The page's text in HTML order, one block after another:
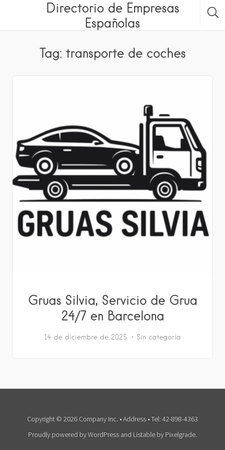
Directorio de Empresas
Españolas
Tag: transporte de coches
Gruas Silvia, Servicio de Grua
24/7 en Barcelona
14 de diciembre de 2025 Sin categoría
Copyright © 2026 Company Inc. • Address • Tel: 42-898-4363
Proudly powered by WordPress and Listable by Pixelgrade.